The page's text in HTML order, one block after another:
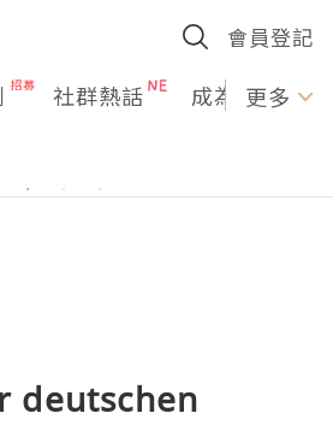
會員登記
社群熱話 成為U更多
deutschen